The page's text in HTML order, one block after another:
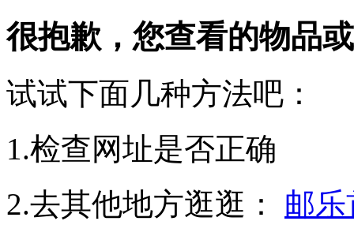
很抱歉，您查看的物品
试试下面几种方法吧：
1.检查网址是否正确
2.去其他地方逛逛：
邮